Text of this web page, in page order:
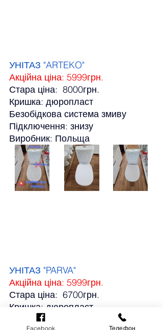
УНІТАЗ "ARTEKO"
Акційна ціна: 5999грн.
Стара ціна:  8000грн.
Кришка: дюропласт
Безобідкова система змиву
Підключення: знизу
Виробник: Польща
УНІТАЗ "PARVA"
Акційна ціна: 5999грн.
Стара ціна:  6700грн.
Кришка: дюропласт
Підключення: знизу
Facebook Телефон